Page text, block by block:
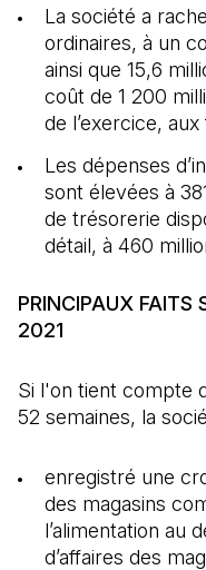
La société a
ordinaires, à un
ainsi que 15,6
coût de 1 200
de l’exercice, aux
Les dépenses
sont élevées à
de trésorerie
détail, à 460
PRINCIPAUX FAITS
2021
Si l'on tient compte
52 semaines, la
enregistré une
des magasins
l’alimentation au
d’affaires des